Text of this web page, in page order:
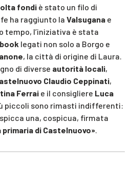
fondi è stato un filo di
ha raggiunto la Valsugana e
tempo, l’iniziativa è stata
legati non solo a Borgo e
, la città di origine di Laura.
di diverse autorità locali,
Claudio Ceppinati,
Ferrai e il consigliere Luca
piccoli sono rimasti indifferenti:
una, cospicua, firmata
di Castelnuovo»